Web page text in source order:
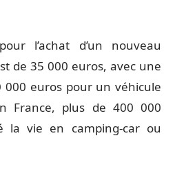
l’achat d’un nouveau
de 35 000 euros, avec une
euros pour un véhicule
France, plus de 400 000
la vie en camping-car ou